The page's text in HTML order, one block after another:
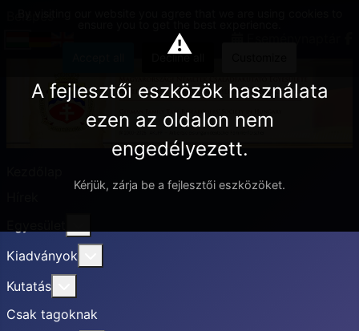
Kiadványok
Kutatás
Csak tagoknak
Decline all
⚠
A fejlesztői eszközök használata
ezen az oldalon nem
engedélyezett.
Kérjük, zárja be a fejlesztői eszközöket.